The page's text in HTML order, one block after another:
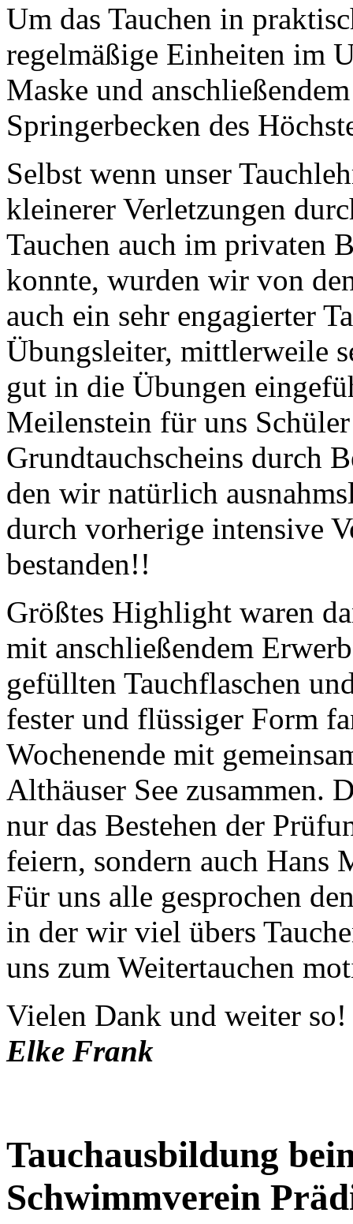
Um das Tauchen in
regelmäßige Einheiten im
Maske und
Springerbecken des
Selbst wenn unser
kleinerer Verletzungen
Tauchen auch im privaten
konnte, wurden wir von
auch ein sehr engagierter
Übungsleiter, mittlerweile
gut in die Übungen
Meilenstein für uns
Grundtauchscheins durch
den wir natürlich
durch vorherige intensive
bestanden!!
Größtes Highlight waren
mit anschließendem
gefüllten Tauchflaschen
fester und flüssiger Form
Wochenende mit
Althäuser See zusammen.
nur das Bestehen der
feiern, sondern auch Hans
Für uns alle gesprochen
in der wir viel übers
uns zum Weitertauchen
Vielen Dank und weiter so!
Elke Frank
Tauchausbildung
Schwimmverein